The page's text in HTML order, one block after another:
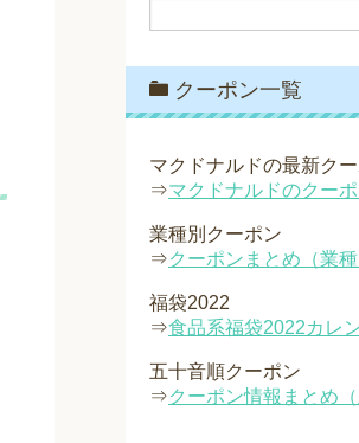
クーポン一覧
マクドナルドの最新ク
⇒マクドナルドのクー
業種別クーポン
⇒クーポンまとめ（業種
福袋2022
⇒食品系福袋2022カレ
五十音順クーポン
⇒クーポン情報まとめ（